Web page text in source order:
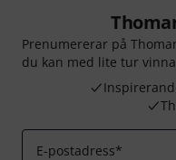
Prenumererar på
du kan med lite tur
E-postadress*